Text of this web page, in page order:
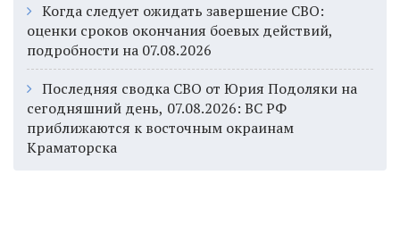
Когда следует ожидать завершение СВО:
оценки сроков окончания боевых действий,
подробности на 07.08.2026
Последняя сводка СВО от Юрия Подоляки на
сегодняшний день, 07.08.2026: ВС РФ
приближаются к восточным окраинам
Краматорска